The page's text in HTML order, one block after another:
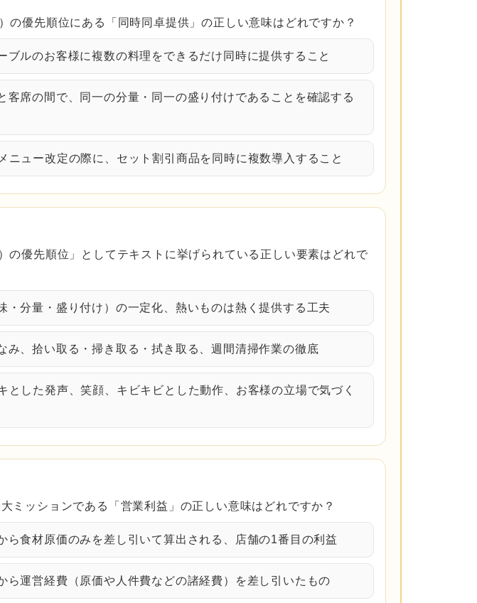
の優先順位にある「同時同卓提供」の正しい意味はどれですか？
ブルのお客様に複数の料理をできるだけ同時に提供すること
客席の間で、同一の分量・同一の盛り付けであることを確認する
ニュー改定の際に、セット割引商品を同時に複数導入すること
の優先順位」としてテキストに挙げられている正しい要素はどれで
・分量・盛り付け）の一定化、熱いものは熱く提供する工夫
み、拾い取る・掃き取る・拭き取る、週間清掃作業の徹底
とした発声、笑顔、キビキビとした動作、お客様の立場で気づく
ミッションである「営業利益」の正しい意味はどれですか？
ら食材原価のみを差し引いて算出される、店舗の1番目の利益
ら運営経費（原価や人件費などの諸経費）を差し引いたもの